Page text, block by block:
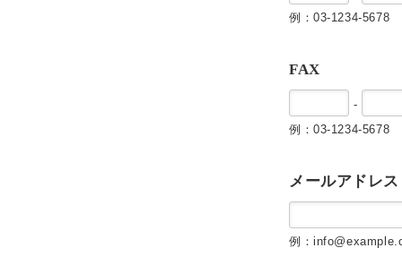
例：03-1234-5678
FAX
-
例：03-1234-5678
メールアドレス
例：